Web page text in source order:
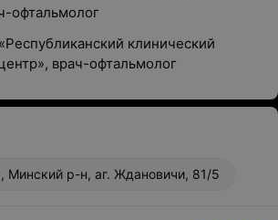
офтальмолог
клинический
врач-офтальмолог
Минский р-н, аг. Ждановичи, 81/5